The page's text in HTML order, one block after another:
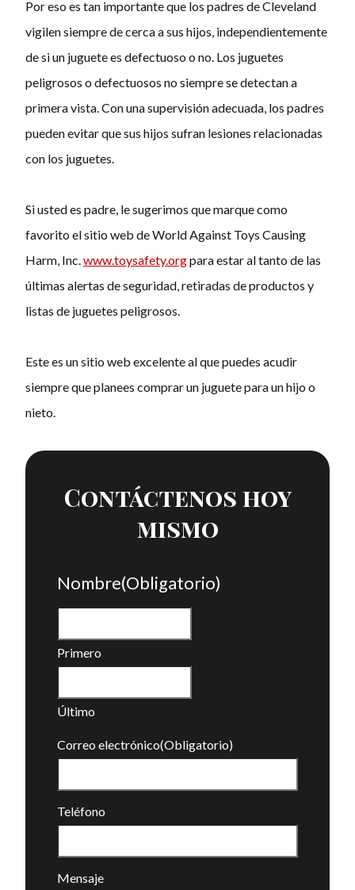
Por eso es tan importante que los padres de Cleveland
vigilen siempre de cerca a sus hijos, independientemente
de si un juguete es defectuoso o no. Los juguetes
peligrosos o defectuosos no siempre se detectan a
primera vista. Con una supervisión adecuada, los padres
pueden evitar que sus hijos sufran lesiones relacionadas
con los juguetes.
Si usted es padre, le sugerimos que marque como
favorito el sitio web de World Against Toys Causing
Harm, Inc.www.toysafety.orgpara estar al tanto de las
últimas alertas de seguridad, retiradas de productos y
listas de juguetes peligrosos.
Este es un sitio web excelente al que puedes acudir
siempre que planees comprar un juguete para un hijo o
nieto.
Contáctenos hoy
mismo
Nombre(Obligatorio)
Primero
Último
Correo electrónico(Obligatorio)
Teléfono
Mensaje